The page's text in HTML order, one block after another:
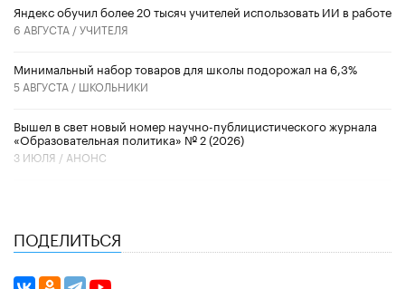
​Яндекс обучил более 20 тысяч учителей использовать ИИ в работе
6 АВГУСТА /УЧИТЕЛЯ
Минимальный набор товаров для школы подорожал на 6,3%
5 АВГУСТА / ШКОЛЬНИКИ
Вышел в свет новый номер научно-публицистического журнала
«Образовательная политика» № 2 (2026)
3 ИЮЛЯ / АНОНС
ПОДЕЛИТЬСЯ